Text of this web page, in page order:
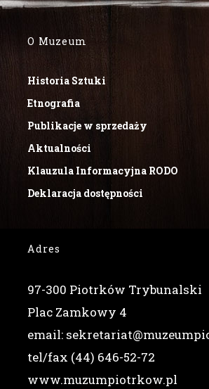
O Muzeum
Historia Sztuki
Etnografia
Publikacje w sprzedaży
Aktualności
Klauzula Informacyjna RODO
Deklaracja dostępności
Adres
97-300 Piotrków Trybunalski
Plac Zamkowy 4
email:
tel/fax (44) 646-52-72
www.muzumpiotrkow.pl